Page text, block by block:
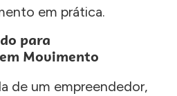
em prática.
para
Movimento
de um empreendedor,